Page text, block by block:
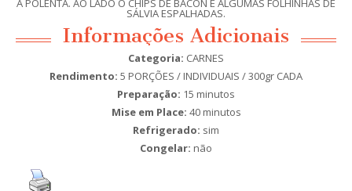
A POLENTA. AO LADO O CHIPS DE BACON E ALGUMAS FOLHINHAS DE
SÁLVIA ESPALHADAS.
Informações Adicionais
Categoria: CARNES
Rendimento: 5 PORÇÕES / INDIVIDUAIS / 300gr CADA
Preparação: 15 minutos
Mise em Place: 40 minutos
Refrigerado: sim
Congelar: não